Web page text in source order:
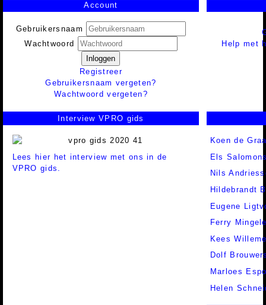
Account
Gebruikersnaam
Wachtwoord
Inloggen
Registreer
Gebruikersnaam vergeten?
Wachtwoord vergeten?
Help met
Interview VPRO gids
Lees hier het interview met ons in de
VPRO gids.
Koen de
Els
Nils
Hildebrandt
Eugene
Ferry
Kees
Dolf
Marloes
Helen